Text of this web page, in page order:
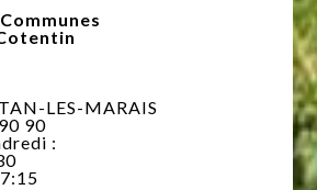
LES-MARAIS
90
: